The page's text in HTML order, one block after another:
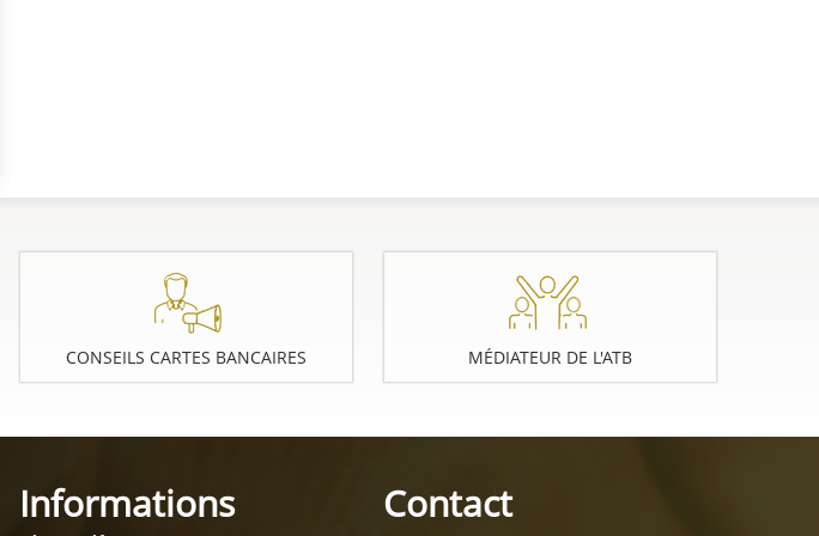
CONSEILS CARTES BANCAIRES MÉDIATEUR DE L'ATB
Informations Contact